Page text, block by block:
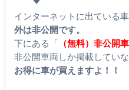
インターネットに出ている
外は非公開です。
下にある「 （無料）非公開
非公開車両しか掲載していな
お得に車が買えますよ！！